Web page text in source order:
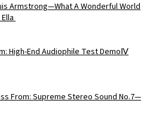
Armstrong—What A Wonderful World
Ella
High-End Audiophile Test DemoⅣ
From: Supreme Stereo Sound No.7—